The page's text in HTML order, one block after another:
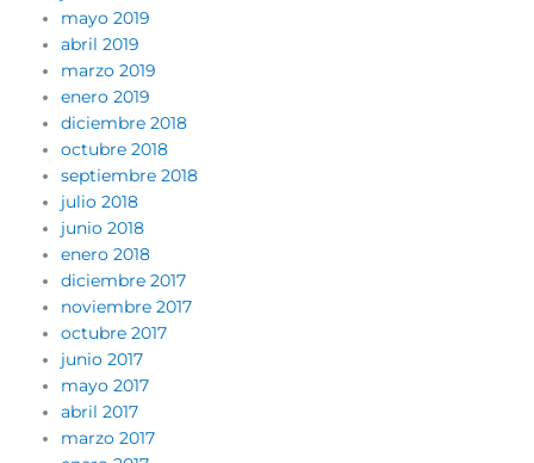
mayo 2019
abril 2019
marzo 2019
enero 2019
diciembre 2018
octubre 2018
septiembre 2018
julio 2018
junio 2018
enero 2018
diciembre 2017
noviembre 2017
octubre 2017
junio 2017
mayo 2017
abril 2017
marzo 2017